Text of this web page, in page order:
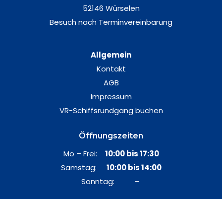
52146 Würselen
Besuch nach Terminvereinbarung
Allgemein
Kontakt
AGB
Impressum
VR-Schiffsrundgang buchen
Öffnungszeiten
Mo – Frei: 10:00 bis 17:30
Samstag: 10:00 bis 14:00
Sonntag: –